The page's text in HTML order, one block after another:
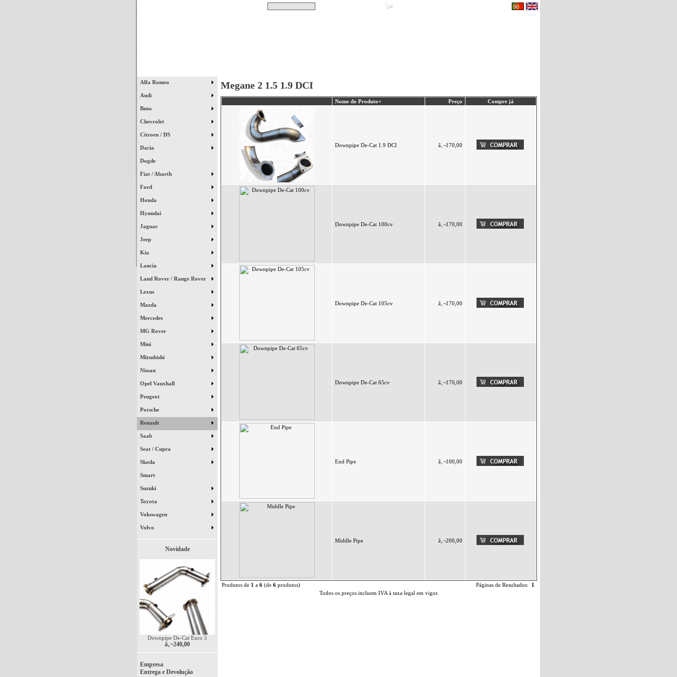
Alfa Romeo
Audi
Bmw
Chevrolet
Citroen / DS
Dacia
Dogde
Fiat / Abarth
Ford
Honda
Hyundai
Jaguar
Jeep
Kia
Lancia
Land Rover / Range Rover
Lexus
Mazda
Mercedes
MG Rover
Mini
Mitsubishi
Nissan
Opel Vauxhall
Peugeot
Porsche
Renault
Saab
Seat / Cupra
Skoda
Smart
Suzuki
Toyota
Vokswagen
Volvo
Novidade
Downpipe De-Cat Euro 5
â‚¬240,00
Empresa
Entrega e Devolução
Megane 2 1.5 1.9 DCI
Nome do Produto+ Preço Compre já
Downpipe De-Cat 1.9 DCI â‚¬170,00
Downpipe De-Cat 100cv â‚¬170,00
Downpipe De-Cat 105cv â‚¬170,00
Downpipe De-Cat 65cv â‚¬170,00
End Pipe â‚¬100,00
Middle Pipe â‚¬200,00
Produtos de 1 a 6 (de 6 produtos) Páginas de Resultados: 1
Todos os preços incluem IVA à taxa legal em vigor.